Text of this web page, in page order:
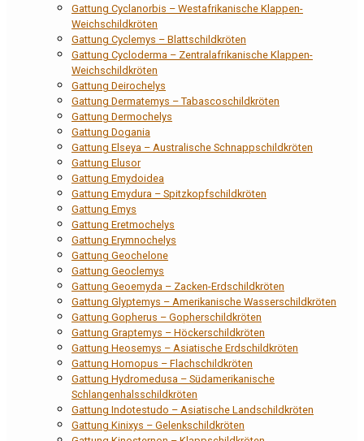
Gattung Cyclanorbis – Westafrikanische Klappen-
Weichschildkröten
Gattung Cyclemys – Blattschildkröten
Gattung Cycloderma – Zentralafrikanische Klappen-
Weichschildkröten
Gattung Deirochelys
Gattung Dermatemys – Tabascoschildkröten
Gattung Dermochelys
Gattung Dogania
Gattung Elseya – Australische Schnappschildkröten
Gattung Elusor
Gattung Emydoidea
Gattung Emydura – Spitzkopfschildkröten
Gattung Emys
Gattung Eretmochelys
Gattung Erymnochelys
Gattung Geochelone
Gattung Geoclemys
Gattung Geoemyda – Zacken-Erdschildkröten
Gattung Glyptemys – Amerikanische Wasserschildkröten
Gattung Gopherus – Gopherschildkröten
Gattung Graptemys – Höckerschildkröten
Gattung Heosemys – Asiatische Erdschildkröten
Gattung Homopus – Flachschildkröten
Gattung Hydromedusa – Südamerikanische
Schlangenhalsschildkröten
Gattung Indotestudo – Asiatische Landschildkröten
Gattung Kinixys – Gelenkschildkröten